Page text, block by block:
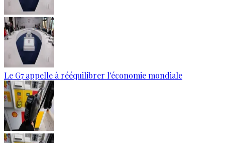
Le G7 appelle à rééquilibrer l'économie mondiale